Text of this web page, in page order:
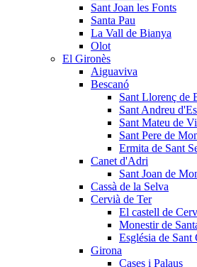
Sant Joan les Fonts
Santa Pau
La Vall de Bianya
Olot
El Gironès
Aiguaviva
Bescanó
Sant Llorenç de
Sant Andreu
Sant Mateu de
Sant Pere de
Ermita de Sant
Canet d'Adri
Sant Joan de
Cassà de la Selva
Cervià de Ter
El castell de
Monestir de
Església de Sant
Girona
Cases i Palaus